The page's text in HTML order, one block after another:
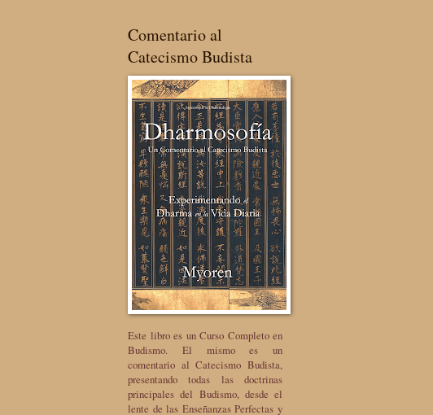
Comentario al
Catecismo Budista
Este libro es un Curso Completo en
Budismo. El mismo es un
comentario al Catecismo Budista,
presentando todas las doctrinas
principales del Budismo, desde el
lente de las Enseñanzas Perfectas y